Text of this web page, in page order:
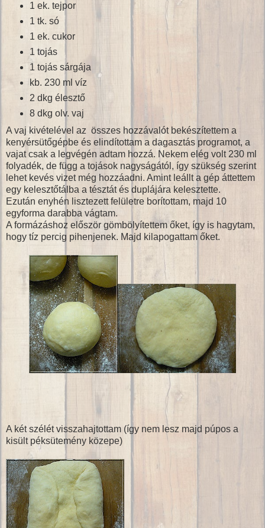
1 ek. tejpor
1 tk. só
1 ek. cukor
1 tojás
1 tojás sárgája
kb. 230 ml víz
2 dkg élesztő
8 dkg olv. vaj
A vaj kivételével az összes hozzávalót bekészítettem a
kenyérsütőgépbe és elindítottam a dagasztás programot, a
vajat csak a legvégén adtam hozzá. Nekem elég volt 230 ml
folyadék, de függ a tojások nagyságától, így szükség szerint
lehet kevés vizet még hozzáadni. Amint leállt a gép áttettem
egy kelesztőtálba a tésztát és duplájára kelesztette.
Ezután enyhén lisztezett felületre borítottam, majd 10
egyforma darabba vágtam.
A formázáshoz először gömbölyítettem őket, így is hagytam,
hogy tíz percig pihenjenek. Majd kilapogattam őket.
A két szélét visszahajtottam (így nem lesz majd púpos a
kisült péksütemény közepe)